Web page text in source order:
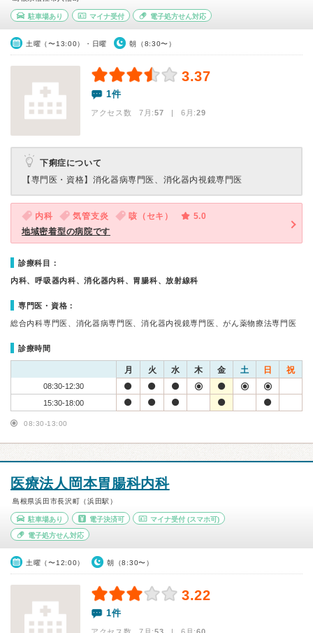
駐車場あり マイナ受付 電子処方せん対応
土曜（〜13:00）・日曜 朝（8:30〜）
3.37
1件
アクセス数 7月:57 | 6月:29
下痢症について
【専門医・資格】 消化器病専門医、消化器内視鏡専門医
内科 気管支炎 咳（セキ）
5.0
地域密着型の病院です
診療科目：
内科、呼吸器内科、消化器内科、胃腸科、放射線科
専門医・資格：
総合内科専門医、消化器病専門医、消化器内視鏡専門医、がん薬物療法専門医
診療時間
月 火 水 木 金 土 日 祝
08:30-12:30
15:30-18:00
08:30-13:00
医療法人岡本胃腸科内科
島根県浜田市長沢町（浜田駅）
駐車場あり 電子決済可 マイナ受付 (スマホ可)
電子処方せん対応
土曜（〜12:00） 朝（8:30〜）
3.22
1件